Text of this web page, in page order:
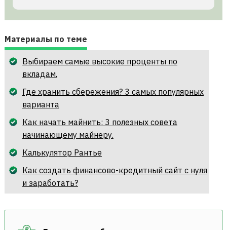
Материалы по теме
Выбираем самые высокие проценты по
вкладам.
Где хранить сбережения? 3 самых популярных
варианта
Как начать майнить: 3 полезных совета
начинающему майнеру.
Калькулятор Рантье
Как создать финансово-кредитный сайт с нуля
и заработать?